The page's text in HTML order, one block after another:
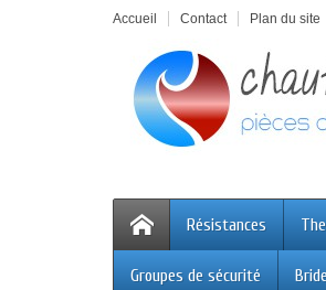
Accueil Contact Plan du site
Résistances
Groupes de sécurité